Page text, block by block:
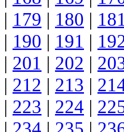
| 179 | 180 | 181
| 190 | 191 |
| 201 | 202 |
| 212 | 213 |
| 223 | 224 |